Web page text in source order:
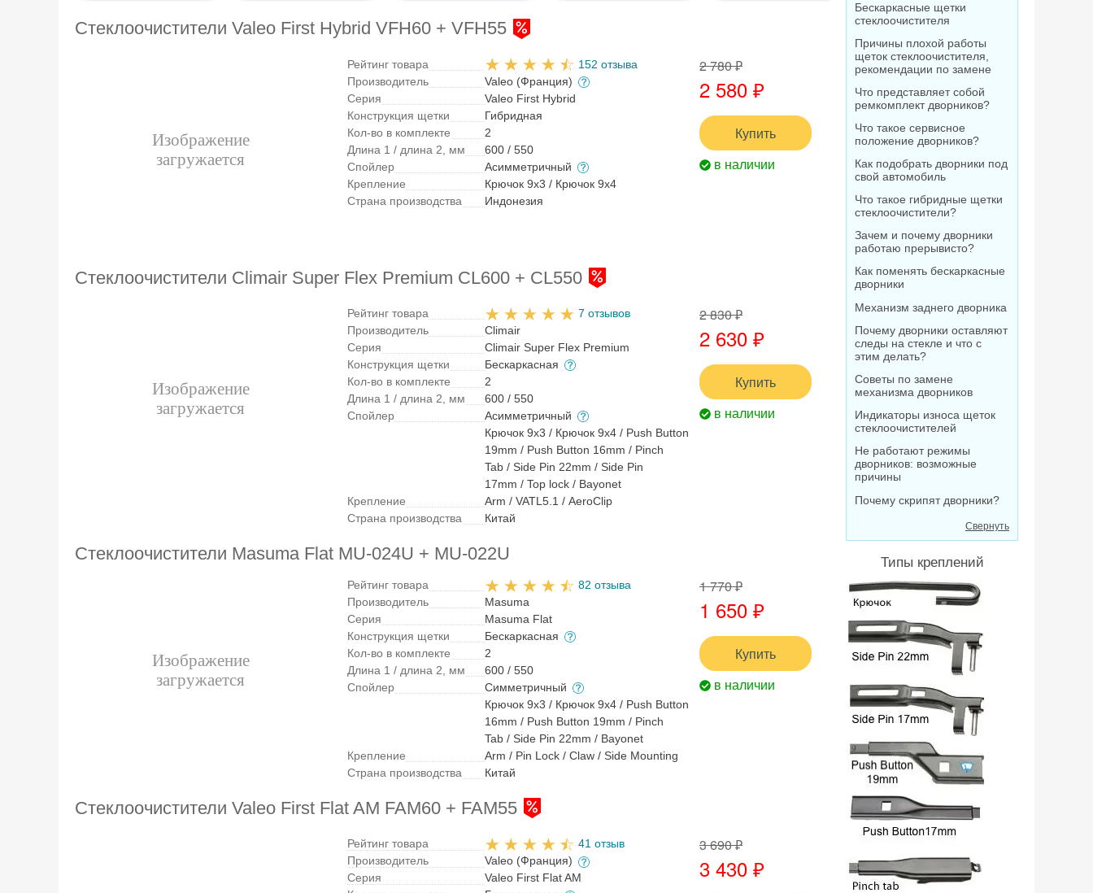
Стеклоочистители Valeo First Hybrid VFH60 + VFH55
Рейтинг товара
152 отзыва
Производитель
Valeo (Франция)
Серия
Valeo First Hybrid
Конструкция щетки
Гибридная
Кол-во в комплекте
2
Длина 1 / длина 2, мм
600 / 550
Спойлер
Асимметричный
Крепление
Крючок 9x3 / Крючок 9x4
Страна производства
Индонезия
2 780 ₽
2 580 ₽
Купить
в наличии
Стеклоочистители Climair Super Flex Premium CL600 + CL550
Рейтинг товара
7 отзывов
Производитель
Climair
Серия
Climair Super Flex Premium
Конструкция щетки
Бескаркасная
Кол-во в комплекте
2
Длина 1 / длина 2, мм
600 / 550
Спойлер
Асимметричный
Крепление
Крючок 9x3 / Крючок 9x4 / Push Button
19mm / Push Button 16mm / Pinch
Tab / Side Pin 22mm / Side Pin
17mm / Top lock / Bayonet
Arm / VATL5.1 / AeroClip
Страна производства
Китай
2 830 ₽
2 630 ₽
Купить
в наличии
Стеклоочистители Masuma Flat MU-024U + MU-022U
Рейтинг товара
82 отзыва
Производитель
Masuma
Серия
Masuma Flat
Конструкция щетки
Бескаркасная
Кол-во в комплекте
2
Длина 1 / длина 2, мм
600 / 550
Спойлер
Симметричный
Крепление
Крючок 9x3 / Крючок 9x4 / Push Button
16mm / Push Button 19mm / Pinch
Tab / Side Pin 22mm / Bayonet
Arm / Pin Lock / Claw / Side Mounting
Страна производства
Китай
1 770 ₽
1 650 ₽
Купить
в наличии
Стеклоочистители Valeo First Flat AM FAM60 + FAM55
Рейтинг товара
41 отзыв
Производитель
Valeo (Франция)
Серия
Valeo First Flat AM
3 690 ₽
3 430 ₽
Бескаркасные щетки
стеклоочистителя
Причины плохой работы
щеток стеклоочистителя,
рекомендации по замене
Что представляет собой
ремкомплект дворников?
Что такое сервисное
положение дворников?
Как подобрать дворники под
свой автомобиль
Что такое гибридные щетки
стеклоочистители?
Зачем и почему дворники
работаю прерывисто?
Как поменять бескаркасные
дворники
Механизм заднего дворника
Почему дворники оставляют
следы на стекле и что с
этим делать?
Советы по замене
механизма дворников
Индикаторы износа щеток
стеклоочистителей
Не работают режимы
дворников: возможные
причины
Почему скрипят дворники?
Свернуть
Типы креплений